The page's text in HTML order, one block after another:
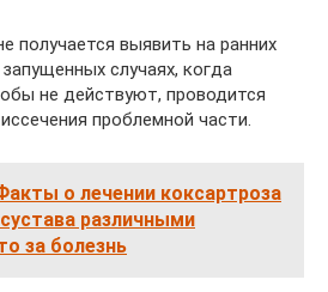
получается выявить на ранних
случаях, когда
не действуют, проводится
проблемной части.
о лечении коксартроза
различными
за болезнь